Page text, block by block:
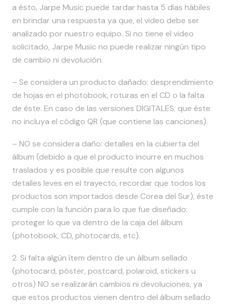
a ésto, Jarpe Music puede tardar hasta 5 días hábiles
en brindar una respuesta ya que, el video debe ser
analizado por nuestro equipo. Si no tiene el video
solicitado, Jarpe Music no puede realizar ningún tipo
de cambio ni devolución.
– Se considera un producto dañado: desprendimiento
de hojas en el photobook, roturas en el CD o la falta
de éste. En caso de las versiones DIGITALES; que éste
no incluya el código QR (que contiene las canciones).
– NO se considera daño: detalles en la cubierta del
álbum (debido a que el producto incurre en muchos
traslados y es posible que resulte con algunos
detalles leves en el trayecto, recordar que todos los
productos son importados desde Corea del Sur), éste
cumple con la función para lo que fue diseñado:
proteger lo que va dentro de la caja del álbum
(photobook, CD, photocards, etc).
2. Si falta algún ítem dentro de un álbum sellado
(photocard, póster, postcard, polaroid, stickers u
otros) NO se realizarán cambios ni devoluciones, ya
que estos productos vienen dentro del álbum sellado